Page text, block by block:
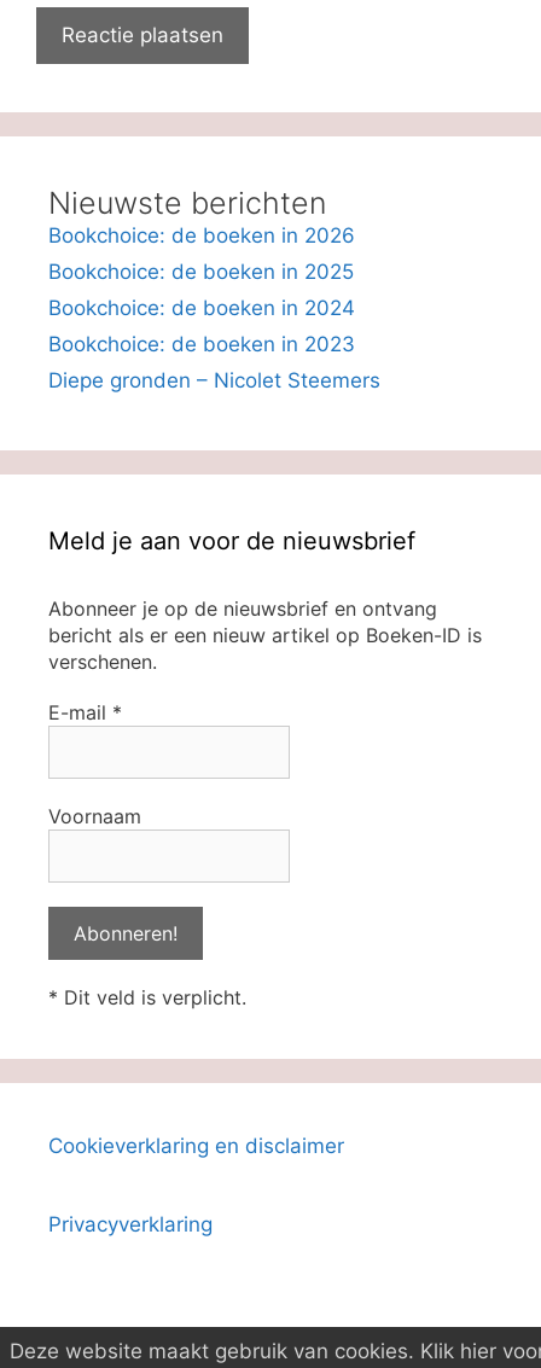
Nieuwste berichten
Bookchoice: de boeken in 2026
Bookchoice: de boeken in 2025
Bookchoice: de boeken in 2024
Bookchoice: de boeken in 2023
Diepe gronden – Nicolet Steemers
Meld je aan voor de nieuwsbrief
Abonneer je op de nieuwsbrief en ontvang
bericht als er een nieuw artikel op Boeken-ID is
verschenen.
E-mail *
Voornaam
* Dit veld is verplicht.
Cookieverklaring en disclaimer
Privacyverklaring
Deze website maakt gebruik van cookies. Klik hier